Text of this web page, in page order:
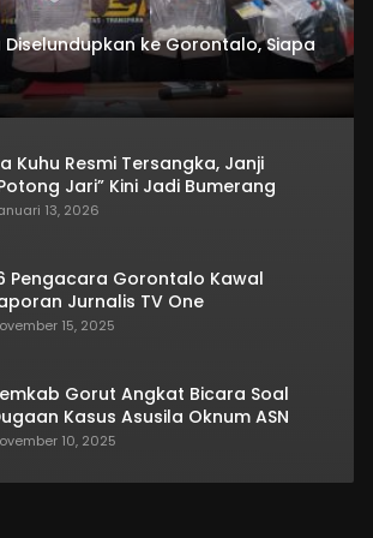
Diselundupkan ke Gorontalo, Siapa
Kuhu Resmi Tersangka, Janji
Jari” Kini Jadi Bumerang
13, 2026
Pengacara Gorontalo Kawal
Jurnalis TV One
15, 2025
Gorut Angkat Bicara Soal
Kasus Asusila Oknum ASN
10, 2025